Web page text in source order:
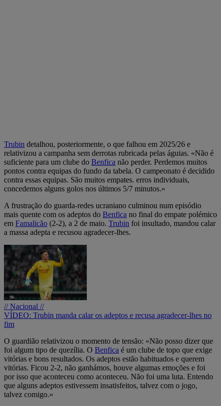
Trubin detalhou, posteriormente, o que falhou em 2025/26 e
relativizou a campanha sem derrotas rubricada pelas águias. «Não é
suficiente para um clube do Benfica não perder. Perdemos muitos
pontos contra equipas do fundo da tabela. O campeonato é decidido
contra essas equipas. São muitos empates. erros individuais,
concedemos alguns golos nos últimos 5/7 minutos.»
A frustração do guarda-redes ucraniano culminou num episódio
mais quente com os adeptos do Benfica no final do empate polémico
em Famalicão (2-2), a 2 de maio. Trubin foi insultado, mandou calar
a massa adepta e recusou agradecer-lhes.
// Nacional //
VÍDEO: Trubin manda calar os adeptos e recusa agradecer-lhes no
fim
O guardião relativizou o momento de tensão: «Não posso dizer que
foi algum tipo de quezília. O Benfica é um clube de topo que exige
vitórias e bons resultados. Os adeptos estão habituados e querem
vitórias. Ficou 2-2, não ganhámos, houve algumas emoções e foi
por isso que aconteceu como aconteceu. Não foi uma luta. Entendo
que alguns adeptos estivessem insatisfeitos, talvez com o jogo,
talvez comigo.»